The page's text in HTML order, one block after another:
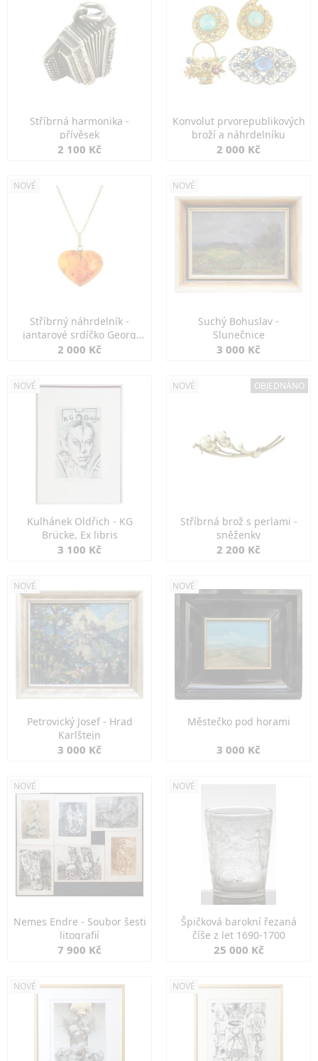
Stříbrná harmonika -
přívěsek
2 100 Kč
Konvolut prvorepublikových
broží a náhrdelníku
2 000 Kč
NOVÉ
Stříbrný náhrdelník -
jantarové srdíčko Georg
Kramer
2 000 Kč
NOVÉ
Suchý Bohuslav -
Slunečnice
3 000 Kč
NOVÉ
Kulhánek Oldřich - KG
Brücke, Ex libris
3 100 Kč
NOVÉ OBJEDNÁNO
Stříbrná brož s perlami -
sněženky
2 200 Kč
NOVÉ
Petrovický Josef - Hrad
Karlštejn
3 000 Kč
NOVÉ
Městečko pod horami
3 000 Kč
NOVÉ
Nemes Endre - Soubor šesti
litografií
7 900 Kč
NOVÉ
Špičková barokní řezaná
číše z let 1690-1700
25 000 Kč
NOVÉ NOVÉ